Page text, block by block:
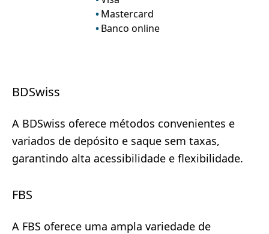
Mastercard
Banco online
BDSwiss
A BDSwiss oferece métodos convenientes e
variados de depósito e saque sem taxas,
garantindo alta acessibilidade e flexibilidade.
FBS
A FBS oferece uma ampla variedade de